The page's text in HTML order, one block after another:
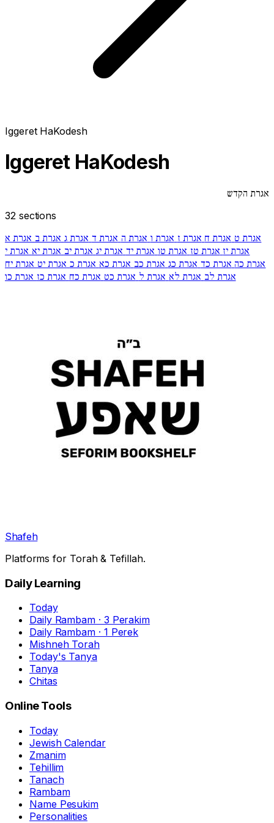
Iggeret HaKodesh
Iggeret HaKodesh
אגרת הקדש
32 sections
אגרת א אגרת ב אגרת ג אגרת ד אגרת ה אגרת ו אגרת ז אגרת ח אגרת ט
אגרת י אגרת יא אגרת יב אגרת יג אגרת יד אגרת טו אגרת טז אגרת יז
אגרת יח אגרת יט אגרת כ אגרת כא אגרת כב אגרת כג אגרת כד אגרת כה
אגרת כו אגרת כז אגרת כח אגרת כט אגרת ל אגרת לא אגרת לב
Shafeh
Platforms for Torah & Tefillah.
Daily Learning
Today
Daily Rambam · 3 Perakim
Daily Rambam · 1 Perek
Mishneh Torah
Today's Tanya
Tanya
Chitas
Online Tools
Today
Jewish Calendar
Zmanim
Tehillim
Tanach
Rambam
Name Pesukim
Personalities